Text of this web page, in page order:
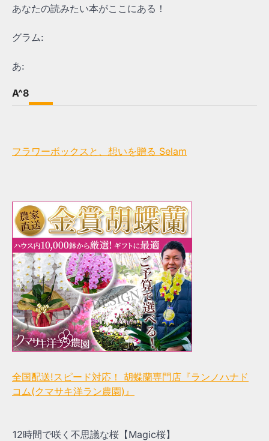
あなたの読みたい本がここにある！
グラム:
あ:
A^8
フラワーボックスと、想いを贈る Selam
全国配送!スピード対応！ 胡蝶蘭専門店『ランノハナド
コム(クマサキ洋ラン農園)』
12時間で咲く不思議な桜【Magic桜】